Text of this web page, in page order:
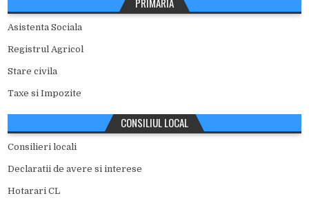
Asistenta Sociala
Registrul Agricol
Stare civila
Taxe si Impozite
CONSILIUL LOCAL
Consilieri locali
Declaratii de avere si interese
Hotarari CL